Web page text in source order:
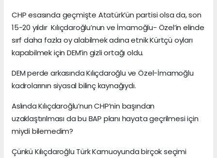
CHP esasında geçmişte Atatürk’ün partisi olsa da, son
15-20 yıldır Kılıçdaroğlu’nun ve İmamoğlu- Özel’in elinde
sırf daha fazla oy alabilmek adına etnik Kürtçü oyları
kapabilmek için DEM’in gizli ortağı oldu.
DEM perde arkasında Kılıçdaroğlu ve Özel-İmamoğlu
kadrolarının siyasal bilinç kaynağıydı.
Aslında Kılıçdaroğlu’nun CHP’nin başından
uzaklaştırılması da bu BAP planı hayata geçrilmesi için
miydi bilemedim?
Çünkü Kılıçdaroğlu Türk Kamuoyunda birçok seçimi